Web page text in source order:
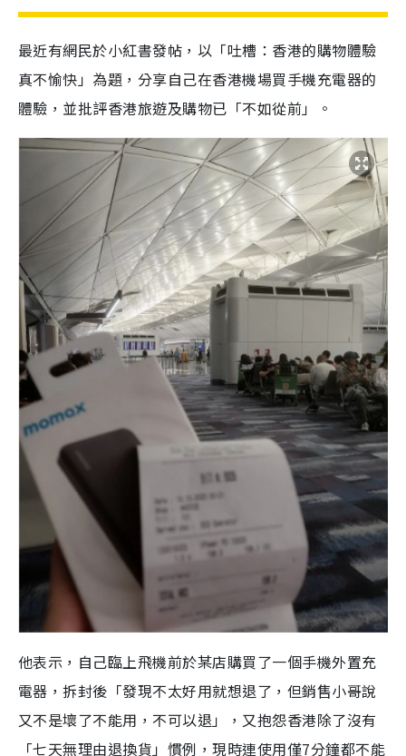
最近有網民於小紅書發帖，以「吐槽：香港的購物體驗
真不愉快」為題，分享自己在香港機場買手機充電器的
體驗，並批評香港旅遊及購物已「不如從前」。
他表示，自己臨上飛機前於某店購買了一個手機外置充
電器，拆封後「發現不太好用就想退了，但銷售小哥說
又不是壞了不能用，不可以退」，又抱怨香港除了沒有
「七天無理由退換貨」慣例，現時連使用僅7分鐘都不能